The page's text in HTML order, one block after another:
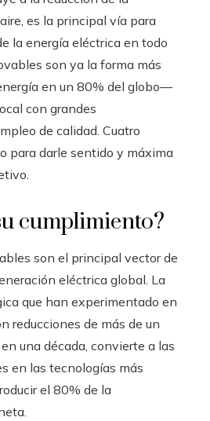
es la principal vía para
la energía eléctrica en todo
son ya la forma más
en un 80% del globo—
con grandes
de calidad. Cuatro
para darle sentido y máxima
cumplimiento?
son el principal vector de
eléctrica global. La
que han experimentado en
reducciones de más de un
una década, convierte a las
en las tecnologías más
el 80% de la